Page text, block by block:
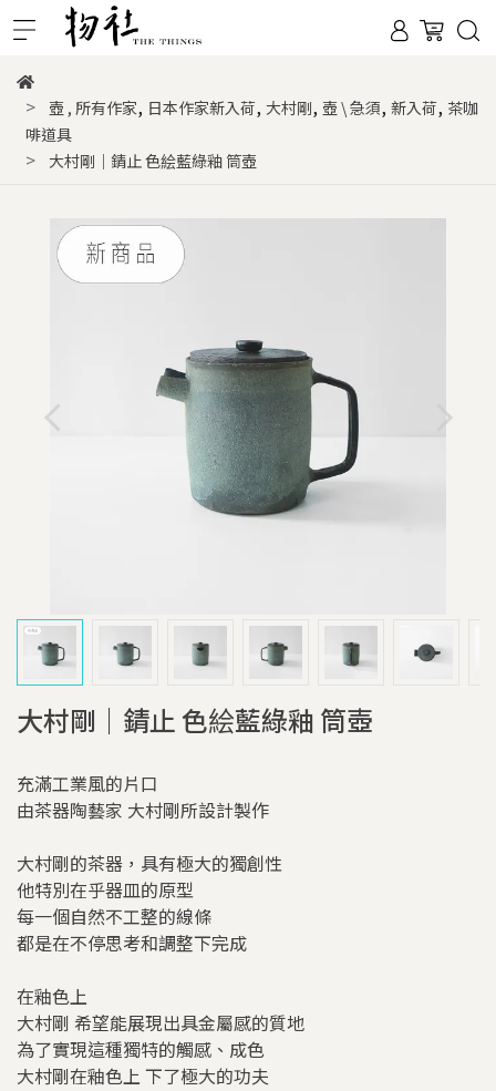
壺 , 所有作家, 日本作家新入荷, 大村剛, 壺 \ 急須, 新入荷, 茶咖
啡道具
大村剛｜錆止 色絵藍綠釉 筒壺
大村剛｜錆止 色絵藍綠釉 筒壺
充滿工業風的片口
由茶器陶藝家 大村剛所設計製作
大村剛的茶器，具有極大的獨創性
他特別在乎器皿的原型
每一個自然不工整的線條
都是在不停思考和調整下完成
在釉色上
大村剛 希望能展現出具金屬感的質地
為了實現這種獨特的觸感、成色
大村剛在釉色上 下了極大的功夫